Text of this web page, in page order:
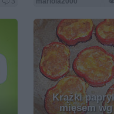
Krążki
mięsem